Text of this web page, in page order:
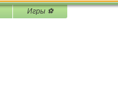
Игры ⚽